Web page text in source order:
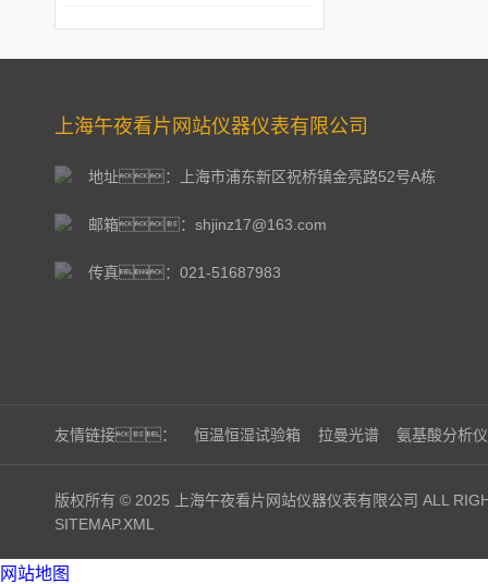
上海午夜看片网站仪器仪表有限公司
地址：上海市浦东新区祝桥镇金亮路52号A栋
邮箱：shjinz17@163.com
传真：021-51687983
友情链接： 恒温恒湿试验箱 拉曼光谱 氨基酸分析仪
版权所有 © 2025 上海午夜看片网站仪器仪表有限公司 ALL
SITEMAP.XML
网站地图